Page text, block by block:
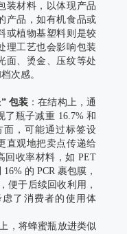
装材料，以体现产品
产品，如有机食品或
或植物基塑料则是较
理工艺也会影响包装
面、烫金、压纹等处
次感。
包装 ：在结构上，通
瓶子减重 16.7% 和
面，可能通过标签设
直观地把卖点传递给
回收率材料，如 PET
的 PCR 裹包膜，
便于后续回收利用，
了消费者的使用体
，将蜂蜜瓶放进类似